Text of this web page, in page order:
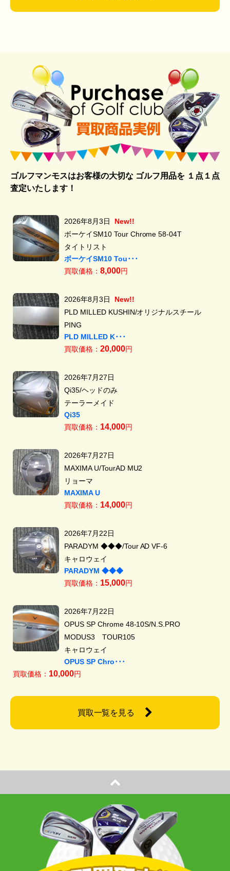
ゴルフマンモスはお客様の大切な ゴルフ用品を１点１点
査定いたします！
2026年8月3日
New!!
ボーケイSM10 Tour Chrome 58-04T
タイトリスト
ボーケイSM10 Tou･･･
買取価格： 8,000円
2026年8月3日
New!!
PLD MILLED KUSHIN/オリジナルスチール
PING
PLD MILLED K･･･
買取価格： 20,000円
2026年7月27日
Qi35/ヘッドのみ
テーラーメイド
Qi35
買取価格： 14,000円
2026年7月27日
MAXIMA U/TourAD MU2
リョーマ
MAXIMA U
買取価格： 14,000円
2026年7月22日
PARADYM ◆◆◆/Tour AD VF-6
キャロウェイ
PARADYM ◆◆◆
買取価格： 15,000円
2026年7月22日
OPUS SP Chrome 48-10S/N.S.PRO
MODUS3 TOUR105
キャロウェイ
OPUS SP Chro･･･
買取価格： 10,000円
買取一覧を見る